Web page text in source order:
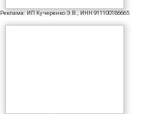
Реклама: ИП Кучеренко Э.В., ИНН 911100186665